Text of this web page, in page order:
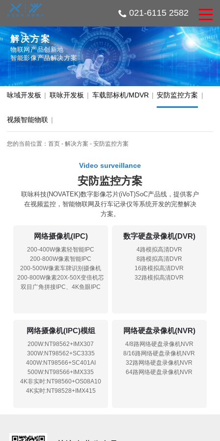
021-6115 2582
解决方案
物联网产品创新地
智能影像产品解决方案
咏域开发板 | 联咏开发板 | 车载部标机/MDVR | 安防监控方案 |
视频智能物联 |
您的当前位置： 首页 - 解决方案 - 安防监控方案
Video surveillance
安防监控方案
联咏科技(NOVATEK)数字影像芯片(iVoT)SoC产品线，提供客户
在视频监控，智能物联网及行车记录仪等系统开发的完整解决
方案。
网络摄像机(IPC)
200-400W像素轻智能IPC
200-800W像素智能IPC
200-500W像素车牌识别摄像机
200-800W像素20X-50X变倍机芯
双目广角拼接IPC、4K鱼眼IPC
数字硬盘录像机(DVR)
4路模拟高清DVR
8路模拟高清DVR
16路模拟高清DVR
32路模拟高清DVR
网络摄像机(IPC)模组
200W:NT98562+IMX307
300W:NT98562+SC3335
400W:NT98566+SC401AI
500W:NT98566+IMX335
4K非实时:NT98560+OS08A10
4K实时:NT98528+IMX415
网络硬盘录像机(NVR)
4/8路网络硬盘录像机NVR
8/16路网络硬盘录像机NVR
32路网络硬盘录像机NVR
64路网络硬盘录像机NVR